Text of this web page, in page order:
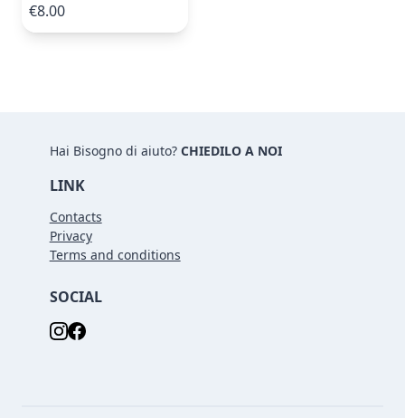
€8.00
Hai Bisogno di aiuto? CHIEDILO A NOI
LINK
Contacts
Privacy
Terms and conditions
SOCIAL